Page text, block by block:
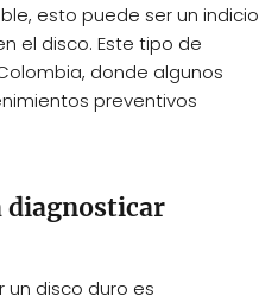
esto puede ser un indicio
el disco. Este tipo de
donde algunos
preventivos
diagnosticar
un disco duro es